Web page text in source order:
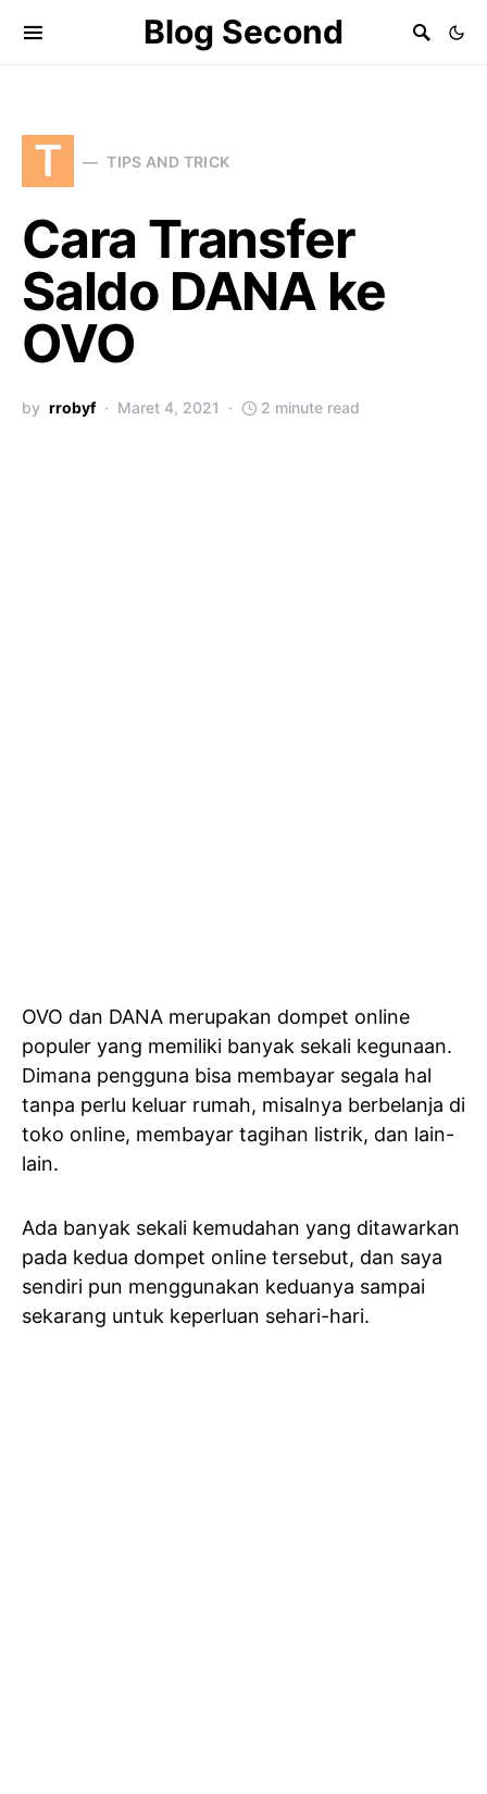
Blog Second
T TIPS AND TRICK
Cara Transfer
Saldo DANA ke
OVO
by rrobyf Maret 4, 2021 2 minute read
OVO dan DANA merupakan dompet online
populer yang memiliki banyak sekali kegunaan.
Dimana pengguna bisa membayar segala hal
tanpa perlu keluar rumah, misalnya berbelanja di
toko online, membayar tagihan listrik, dan lain-
lain.
Ada banyak sekali kemudahan yang ditawarkan
pada kedua dompet online tersebut, dan saya
sendiri pun menggunakan keduanya sampai
sekarang untuk keperluan sehari-hari.